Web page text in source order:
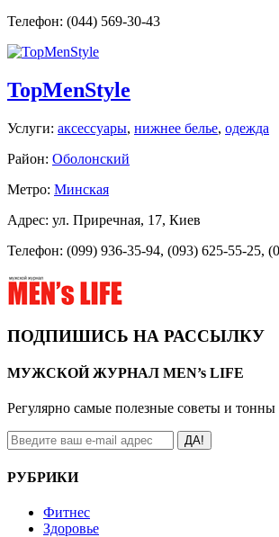
Телефон: (044) 569-30-43
TopMenStyle
Услуги: аксессуары, нижнее белье, одежда
Район: Оболонский
Метро: Минская
Адрес: ул. Приречная, 17, Киев
Телефон: (099) 936-35-94, (093) 625-55-25,
ПОДПИШИСЬ НА РАССЫЛКУ
МУЖСКОЙ ЖУРНАЛ MEN’s LIFE
Регулярно самые полезные советы и
ДА!
РУБРИКИ
Фитнес
Здоровье